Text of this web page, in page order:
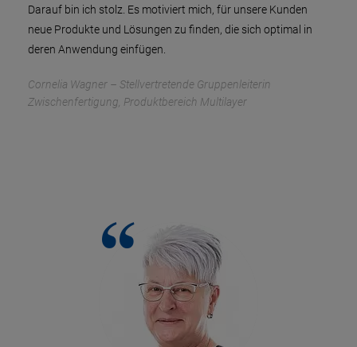
Darauf bin ich stolz. Es motiviert mich, für unsere Kunden
neue Produkte und Lösungen zu finden, die sich optimal in
deren Anwendung einfügen.
Cornelia Wagner – Stellvertretende Gruppenleiterin
Zwischenfertigung, Produktbereich Multilayer